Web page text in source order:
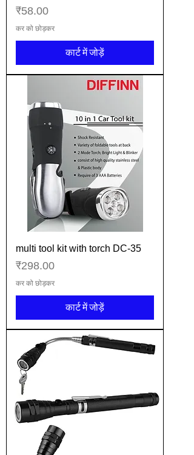
मूल्य
₹58.00
कर को छोड़कर
कार्ट में जोड़ें
multi tool kit with torch DC-35
मूल्य
₹298.00
कर को छोड़कर
कार्ट में जोड़ें